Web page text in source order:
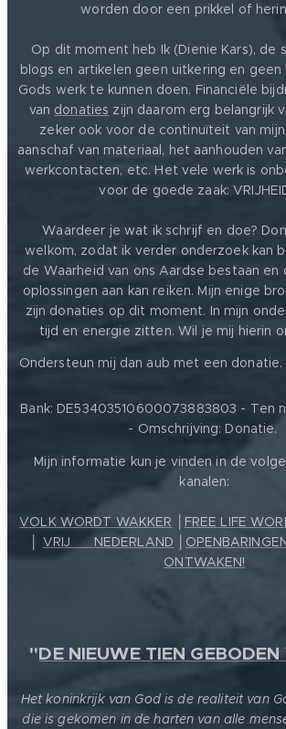
worden door een prikkel of
Op dit moment heb Ik (Dienie Kars), de
blogs en artikelen geen uitkering en
Gods werk te kunnen doen. Financiële
van donaties zijn daarom erg belangrijk
zeker ook voor de continuïteit van
aanschaf van materiaal, het aanhouden
werkcontacten, etc. Het vele werk is
voor de goede zaak:
Waardeer je wat ik schrijf en doe?
welkom, zodat ik verder onderzoek kan
de Waarheid van ons Aardse bestaan en
oplossingen aan kan reiken. Mijn enige
zijn donaties op dit moment. In mijn
tijd en energie zitten. Wil je mij hierin
Ondersteun mij dan aub met een donatie.
Bank: DE53403510600073883803 - Ten
- Omschrijving: Donatie.
Mijn informatie kun je vinden in de
kanalen:
VOLK WORDT WAKKER FREE LIFE
VRIJ ❤️ NEDERLAND
ONTWAKEN!
"DE NIEUWE TIEN
Het koninkrijk van God is de realiteit van
die is gekomen in de harten van alle